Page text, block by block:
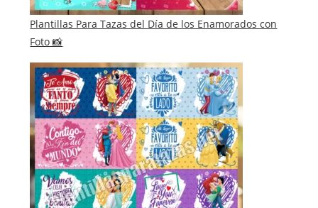
Plantillas Para Tazas del Día de los Enamorados con
Foto 📸